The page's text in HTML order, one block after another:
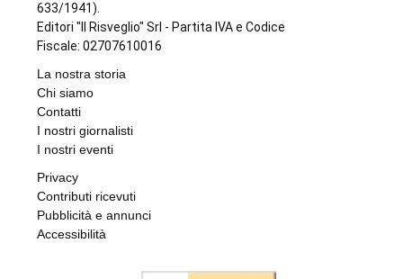
633/1941).
Editori "Il Risveglio" Srl - Partita IVA e Codice
Fiscale: 02707610016
La nostra storia
Chi siamo
Contatti
I nostri giornalisti
I nostri eventi
Privacy
Contributi ricevuti
Pubblicità e annunci
Accessibilità